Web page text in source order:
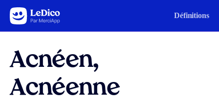
Aller au contenu Définitions
Acnéen,
Acnéenne